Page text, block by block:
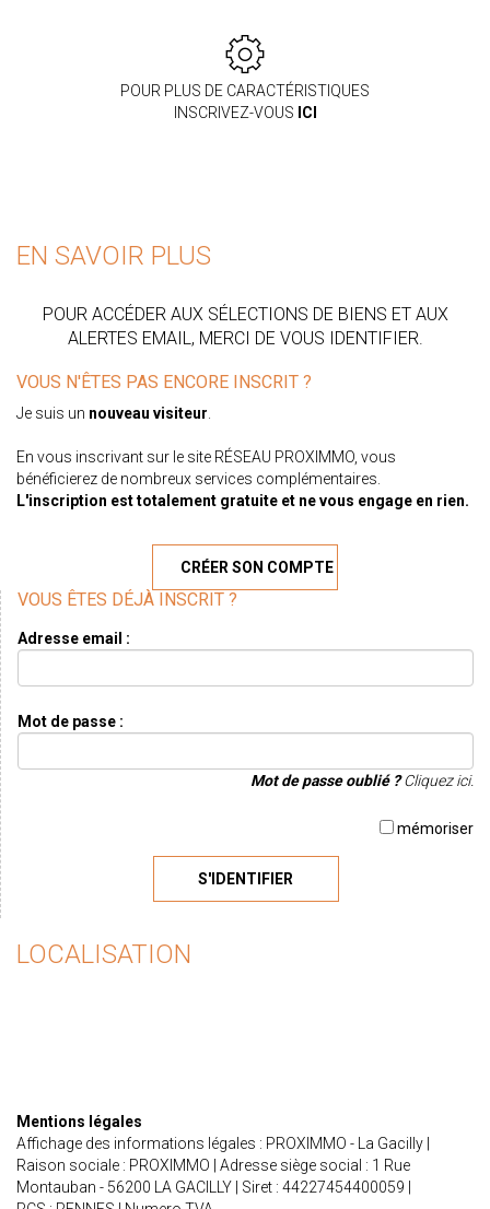
POUR PLUS DE CARACTÉRISTIQUES
INSCRIVEZ-VOUS ICI
EN SAVOIR PLUS
POUR ACCÉDER AUX SÉLECTIONS DE BIENS ET AUX
ALERTES EMAIL, MERCI DE VOUS IDENTIFIER.
VOUS N'ÊTES PAS ENCORE INSCRIT ?
Je suis un nouveau visiteur.
En vous inscrivant sur le site RÉSEAU PROXIMMO, vous
bénéficierez de nombreux services complémentaires.
L'inscription est totalement gratuite et ne vous engage en rien.
CRÉER SON COMPTE
VOUS ÊTES DÉJÀ INSCRIT ?
Adresse email :
Mot de passe :
Mot de passe oublié ?Cliquez ici.
mémoriser
S'IDENTIFIER
LOCALISATION
Mentions légales
Affichage des informations légales : PROXIMMO - La Gacilly |
Raison sociale : PROXIMMO | Adresse siège social : 1 Rue
Montauban - 56200 LA GACILLY | Siret : 44227454400059 |